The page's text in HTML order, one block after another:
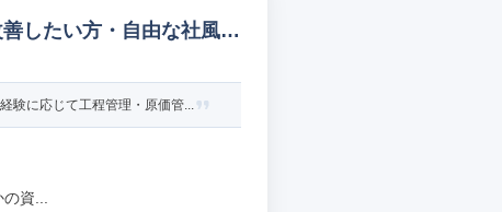
したい方・自由な社風
験に応じて工程管理・原価管...
資...